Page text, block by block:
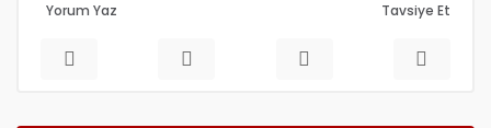
Yorum Yaz Tavsiye Et